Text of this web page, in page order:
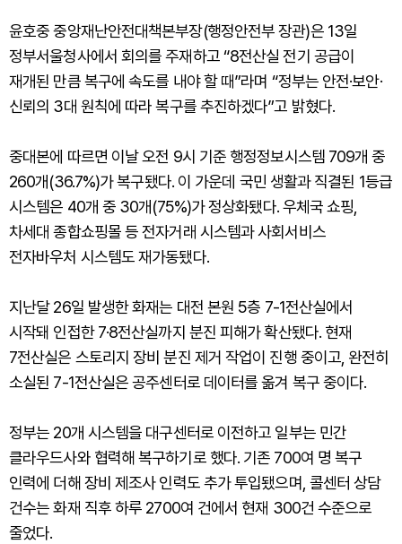
윤호중 중앙재난안전대책본부장(행정안전부 장관)은 13일
정부서울청사에서 회의를 주재하고 “8전산실 전기 공급이
재개된 만큼 복구에 속도를 내야 할 때”라며 “정부는 안전·보안·
신뢰의 3대 원칙에 따라 복구를 추진하겠다”고 밝혔다.
중대본에 따르면 이날 오전 9시 기준 행정정보시스템 709개 중
260개(36.7%)가 복구됐다. 이 가운데 국민 생활과 직결된 1등급
시스템은 40개 중 30개(75%)가 정상화됐다. 우체국 쇼핑,
차세대 종합쇼핑몰 등 전자거래 시스템과 사회서비스
전자바우처 시스템도 재가동됐다.
지난달 26일 발생한 화재는 대전 본원 5층 7-1전산실에서
시작돼 인접한 7·8전산실까지 분진 피해가 확산됐다. 현재
7전산실은 스토리지 장비 분진 제거 작업이 진행 중이고, 완전히
소실된 7-1전산실은 공주센터로 데이터를 옮겨 복구 중이다.
정부는 20개 시스템을 대구센터로 이전하고 일부는 민간
클라우드사와 협력해 복구하기로 했다. 기존 700여 명 복구
인력에 더해 장비 제조사 인력도 추가 투입됐으며, 콜센터 상담
건수는 화재 직후 하루 2700여 건에서 현재 300건 수준으로
줄었다.